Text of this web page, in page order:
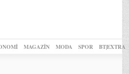
MAGAZİN MODA SPOR BT|EXTRA